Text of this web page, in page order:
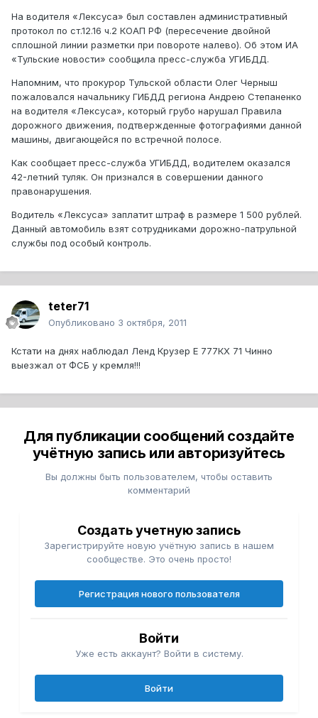
На водителя «Лексуса» был составлен административный
протокол по ст.12.16 ч.2 КОАП РФ (пересечение двойной
сплошной линии разметки при повороте налево). Об этом ИА
«Тульские новости» сообщила пресс-служба УГИБДД.
Напомним, что прокурор Тульской области Олег Черныш
пожаловался начальнику ГИБДД региона Андрею Степаненко
на водителя «Лексуса», который грубо нарушал Правила
дорожного движения, подтвержденные фотографиями данной
машины, двигающейся по встречной полосе.
Как сообщает пресс-служба УГИБДД, водителем оказался
42-летний туляк. Он признался в совершении данного
правонарушения.
Водитель «Лексуса» заплатит штраф в размере 1 500 рублей.
Данный автомобиль взят сотрудниками дорожно-патрульной
службы под особый контроль.
teter71
Опубликовано 3 октября, 2011
Кстати на днях наблюдал Ленд Крузер Е 777КХ 71 Чинно
выезжал от ФСБ у кремля!!!
Для публикации сообщений создайте
учётную запись или авторизуйтесь
Вы должны быть пользователем, чтобы оставить
комментарий
Создать учетную запись
Зарегистрируйте новую учётную запись в нашем
сообществе. Это очень просто!
Регистрация нового пользователя
Войти
Уже есть аккаунт? Войти в систему.
Войти